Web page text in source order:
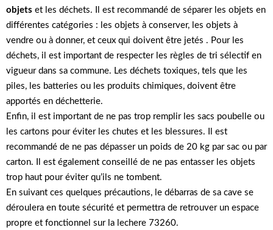
objets et les déchets. Il est recommandé de séparer les objets en
différentes catégories : les objets à conserver, les objets à
vendre ou à donner, et ceux qui doivent être jetés . Pour les
déchets, il est important de respecter les règles de tri sélectif en
vigueur dans sa commune. Les déchets toxiques, tels que les
piles, les batteries ou les produits chimiques, doivent être
apportés en déchetterie.
Enfin, il est important de ne pas trop remplir les sacs poubelle ou
les cartons pour éviter les chutes et les blessures. Il est
recommandé de ne pas dépasser un poids de 20 kg par sac ou par
carton. Il est également conseillé de ne pas entasser les objets
trop haut pour éviter qu’ils ne tombent.
En suivant ces quelques précautions, le débarras de sa cave se
déroulera en toute sécurité et permettra de retrouver un espace
propre et fonctionnel sur la lechere 73260.